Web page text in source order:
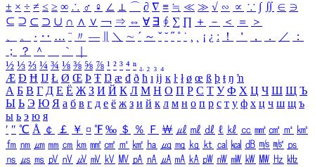
± × ÷ ≠ ≤ ≥ ∞ ∴ ♂ ♀ ∠ ⊥ ⌒ ∂ ∇ ≡ ≒ ≪ ≫ √ ∽ ∝ ∵ ∫ ∬ ∈ ∋
⊆ ⊇ ⊂ ⊃ ∪ ∩ ∧ ∨ ￢ ⇒ ⇔ ∀ ∃ ∮ ∑ ∏ ＋ － ＜ ＝
＞
、
。 · ‥ … ¨ 〃 ― ＼ ∼ ´ ～ ˇ ˘ ˝ ˚ ˙ ¸ ¡ ¿ ː ！ ＇ ， ． ／
：
；
？ ＾ ｀
½ ⅓ ⅔ ¼ ¾ ⅛ ⅜ ⅝ ⅞ ¹ ² ³ ⁴ ⁿ ₁ ₂ ₃ ₄
Æ Ð Ħ Ĳ Ł Ø Œ Þ Ŧ Ŋ æ đ ð ħ ı ĳ ĸ ŀ ł ø œ ß þ ŧ ŋ ŉ
А Б В Г Д Е Ё Ж З И Й К Л М Н О П Р С Т У Ф Х Ц Ч Ш Щ Ъ
Ы Ь Э Ю Я а б в г д е ё ж з и й к л м н о п р с т у ф х ц ч ш щ ъ
ы ь э ю я
′ ″ ℃ Å ￠ ￡ ￥ ¤ ℉ ‰ ＄ ％ Ｆ ￦ ㎕ ㎖ ㎗ ℓ ㎘ ㏄ ㎣ ㎤ ㎥ ㎦
㎙ ㎚ ㎛ ㎜ ㎝ ㎞ ㎟ ㎠ ㎡ ㎢ ㏊ ㎍ ㎎ ㎏ ㏏ ㎈ ㎉ ㏈ ㎧ ㎨ ㎰
㎱ ㎲ ㎳ ㎴ ㎵ ㎶ ㎷ ㎸ ㎹ ㎀ ㎁ ㎂ ㎃ ㎄ ㎺ ㎻ ㎽ ㎾ ㎿ ㎐ ㎑